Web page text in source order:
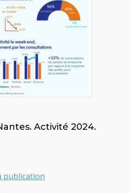
Activité 2024.
publication